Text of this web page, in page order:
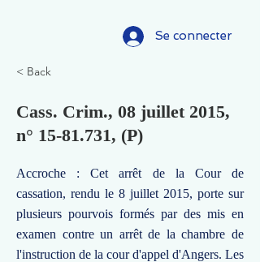
Se connecter
< Back
Cass. Crim., 08 juillet 2015,
n° 15-81.731, (P)
Accroche : Cet arrêt de la Cour de
cassation, rendu le 8 juillet 2015, porte sur
plusieurs pourvois formés par des mis en
examen contre un arrêt de la chambre de
l'instruction de la cour d'appel d'Angers. Les